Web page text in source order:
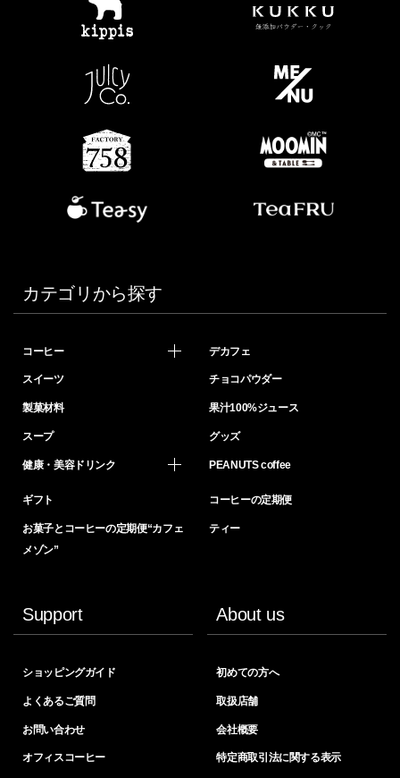
カテゴリから探す
コーヒー デカフェ
スイーツ チョコパウダー
製菓材料 果汁100%ジュース
スープ グッズ
健康・美容ドリンク PEANUTS coffee
ギフト コーヒーの定期便
お菓子とコーヒーの定期便“カフェ
メゾン”
ティー
Support
ショッピングガイド
よくあるご質問
お問い合わせ
オフィスコーヒー
About us
初めての方へ
取扱店舗
会社概要
特定商取引法に関する表示